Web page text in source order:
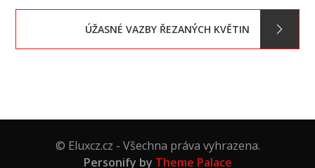
NavigaceÚŽASNÉ VAZBY ŘEZANÝCH KVĚTIN
© Eluxcz.cz - Všechna práva vyhrazena.
Personify by Theme Palace